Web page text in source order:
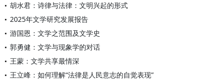
胡水君：诗律与法律：文明兴起的形式
2025年文学研究发展报告
游国恩：文学之范围及文学史
郭勇健：文学与现象学的对话
王蒙：文学共享最情深
王立峰：如何理解“法律是人民意志的自觉表现”